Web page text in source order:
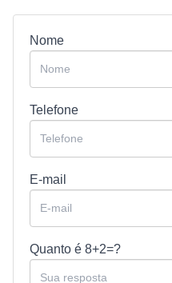
Nome
Telefone
E-mail
Quanto é 8+2=?